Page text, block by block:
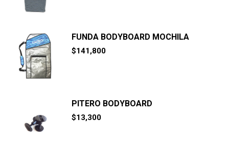
FUNDA BODYBOARD MOCHILA
$141,800
PITERO BODYBOARD
$13,300